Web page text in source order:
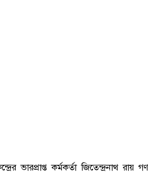
ভারপ্রাপ্ত কর্মকর্তা জিতেন্দ্রনাথ রায়